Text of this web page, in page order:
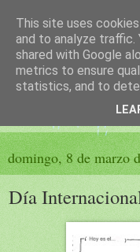
El sueño
PÁGINA LITERARIA
domingo, 8 de marzo
Día
This site uses
and to analyze traffic.
shared with Google
metrics to ensure
statistics, and to